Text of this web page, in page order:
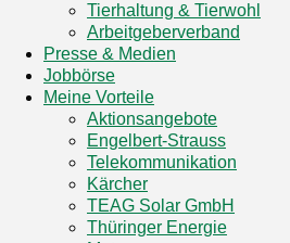
Tierhaltung & Tierwohl
Arbeitgeberverband
Presse & Medien
Jobbörse
Meine Vorteile
Aktionsangebote
Engelbert-Strauss
Telekommunikation
Kärcher
TEAG Solar GmbH
Thüringer Energie